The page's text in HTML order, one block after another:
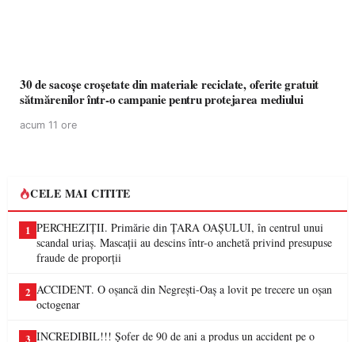
30 de sacoșe croșetate din materiale reciclate, oferite gratuit
sătmărenilor într-o campanie pentru protejarea mediului
acum 11 ore
CELE MAI CITITE
1 PERCHEZIȚII. Primărie din ȚARA OAȘULUI, în centrul unui
scandal uriaș. Mascații au descins într-o anchetă privind presupuse
fraude de proporții
2 ACCIDENT. O oșancă din Negrești-Oaș a lovit pe trecere un oșan
octogenar
3 INCREDIBIL!!! Șofer de 90 de ani a produs un accident pe o